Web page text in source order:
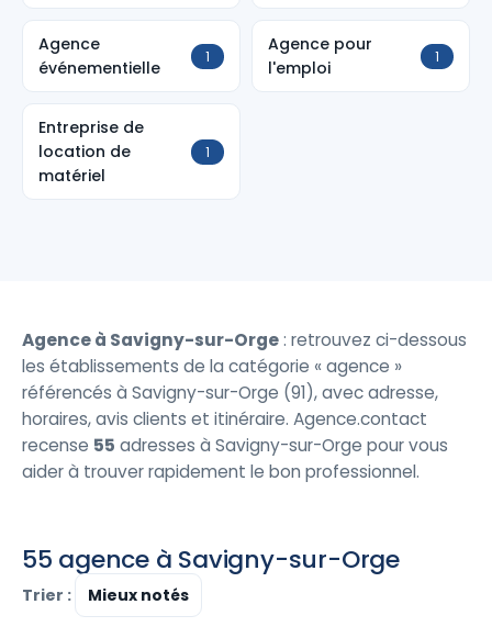
Agence
événementielle
1
Agence pour
l'emploi
1
Entreprise de
location de
matériel
1
Agence à Savigny-sur-Orge: retrouvez ci-dessous
les établissements de la catégorie « agence »
référencés à Savigny-sur-Orge (91), avec adresse,
horaires, avis clients et itinéraire. Agence.contact
recense 55 adresses à Savigny-sur-Orge pour vous
aider à trouver rapidement le bon professionnel.
55 agence à Savigny-sur-Orge
Trier :